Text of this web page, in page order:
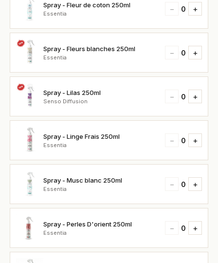
Spray - Fleur de coton 250ml
Essentia − 0 +
Spray - Fleurs blanches 250ml
Essentia − 0 +
Spray - Lilas 250ml
Senso Diffusion − 0 +
Spray - Linge Frais 250ml
Essentia − 0 +
Spray - Musc blanc 250ml
Essentia − 0 +
Spray - Perles D'orient 250ml
Essentia − 0 +